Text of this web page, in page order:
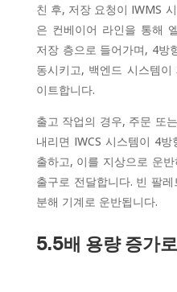
친 후, 저장 요청이 IWMS
은 컨베이어 라인을 통해
저장 층으로 들어가며, 4방
동시키고, 백엔드 시스템
이트합니다.
출고 작업의 경우, 주문 또
내리면 IWCS 시스템이 4
출하고, 이를 지상으로 운
출구로 전달합니다. 빈 팔
분해 기계로 운반됩니다.
5.5배 용량 증가